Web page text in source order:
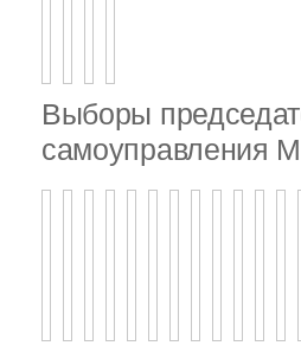
Выборы